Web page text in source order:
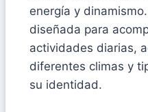
energía y
diseñada para
actividades diarias,
diferentes climas y
su identidad.